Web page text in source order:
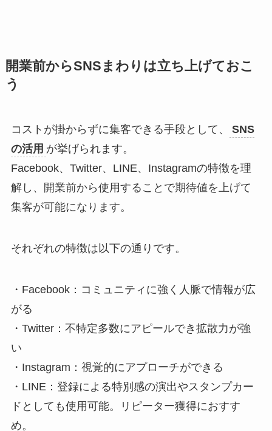
開業前からSNSまわりは立ち上げておこ
う
コストが掛からずに集客できる手段として、
SNS
の活用 が挙げられます。
Facebook、Twitter、LINE、Instagramの特徴を理
解し、開業前から使用することで期待値を上げて
集客が可能になります。
それぞれの特徴は以下の通りです。
・Facebook：コミュニティに強く人脈で情報が広
がる
・Twitter：不特定多数にアピールでき拡散力が強
い
・Instagram：視覚的にアプローチができる
・LINE：登録による特別感の演出やスタンプカー
ドとしても使用可能。リピーター獲得におすす
め。